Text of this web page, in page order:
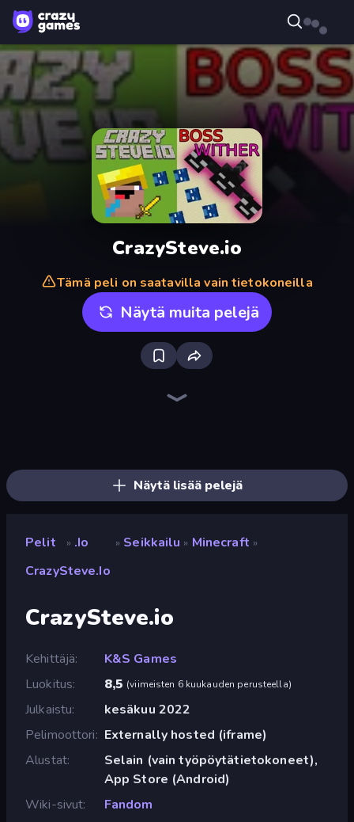
CrazySteve.io
Tämä peli on saatavilla vain tietokoneilla
Näytä muita pelejä
Näytä lisää pelejä
Pelit » .io » Seikkailu » Minecraft »
CrazySteve.io
CrazySteve.io
Kehittäjä
K&S Games
Luokitus
8,5 (viimeisten 6 kuukauden perusteella)
Julkaistu
kesäkuu 2022
Pelimoottori
Externally hosted (iframe)
Alustat
Selain (vain työpöytätietokoneet),
App Store (Android)
Wiki-sivut
Fandom